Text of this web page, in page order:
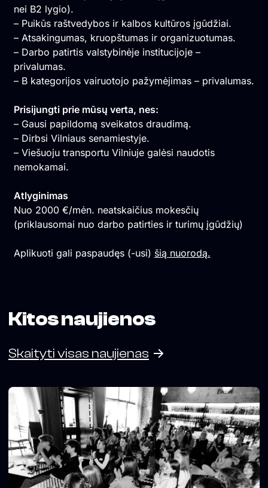
nei B2 lygio).
– Puikūs raštvedybos ir kalbos kultūros įgūdžiai.
– Atsakingumas, kruopštumas ir organizuotumas.
– Darbo patirtis valstybinėje institucijoje –
privalumas.
– B kategorijos vairuotojo pažymėjimas – privalumas.
Prisijungti prie mūsų verta, nes:
– Gausi papildomą sveikatos draudimą.
– Dirbsi Vilniaus senamiestyje.
– Viešuoju transportu Vilniuje galėsi naudotis
nemokamai.
Atlyginimas
Nuo 2000 €/mėn. neatskaičius mokesčių
(priklausomai nuo darbo patirties ir turimų įgūdžių)
Aplikuoti gali paspaudęs (-usi) šią nuorodą.
Kitos naujienos
Skaityti visas naujienas